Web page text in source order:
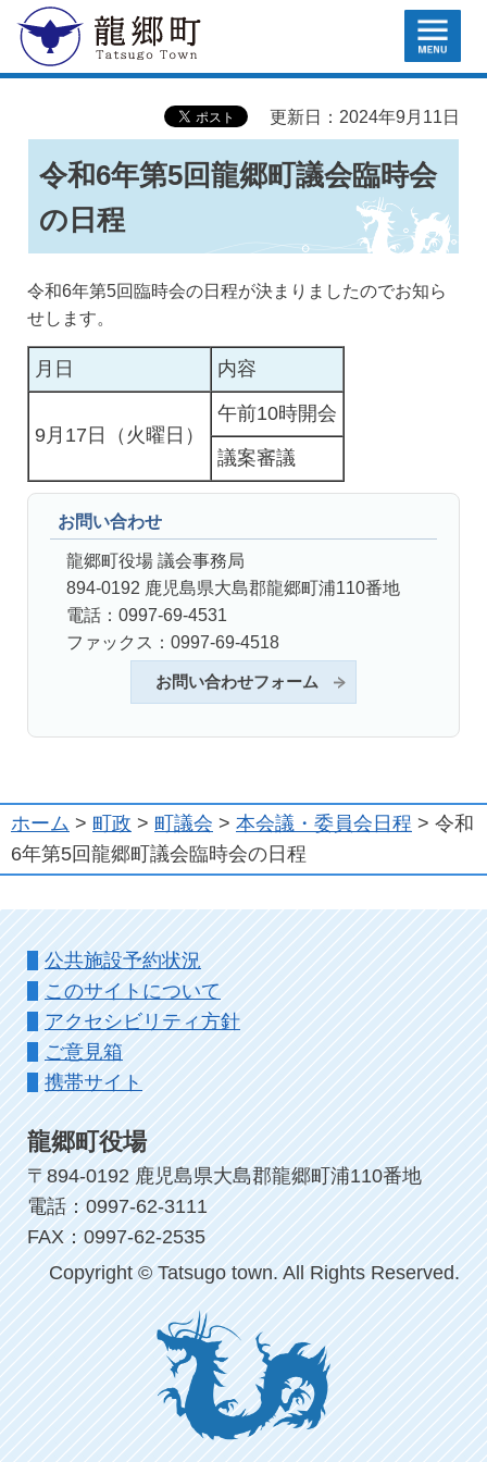
龍郷町 MENU
更新日：2024年9月11日
令和6年第5回龍郷町議会臨時会
の日程
令和6年第5回臨時会の日程が決まりましたのでお知ら
せします。
月日 内容
9月17日（火曜日）
午前10時開会
議案審議
お問い合わせ
龍郷町役場 議会事務局
894-0192 鹿児島県大島郡龍郷町浦110番地
電話：0997-69-4531
ファックス：0997-69-4518
お問い合わせフォーム
ホーム > 町政 > 町議会 > 本会議・委員会日程 > 令和
6年第5回龍郷町議会臨時会の日程
公共施設予約状況
このサイトについて
アクセシビリティ方針
ご意見箱
携帯サイト
龍郷町役場
〒894-0192 鹿児島県大島郡龍郷町浦110番地
電話：0997-62-3111
FAX：0997-62-2535
Copyright © Tatsugo town. All Rights Reserved.